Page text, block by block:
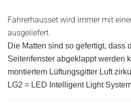
Fahrerhausset wird immer mit
ausgeliefert.
Die Matten sind so gefertigt, dass
Seitenfenster abgeklappt werden
montiertem Lüftungsgitter Luft
LG2 = LED Intelligent Light